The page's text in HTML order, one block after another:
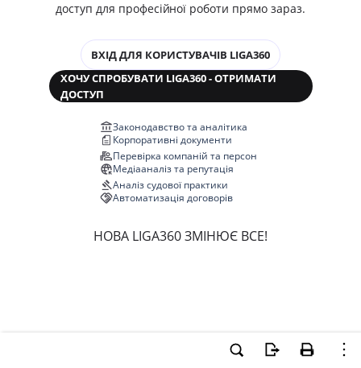
доступ для професійної роботи прямо зараз.
ВХІД ДЛЯ КОРИСТУВАЧІВ LIGA360
ХОЧУ СПРОБУВАТИ LIGA360 - ОТРИМАТИ
ДОСТУП
Законодавство та аналітика
Корпоративні документи
Перевірка компаній та персон
Медіааналіз та репутація
Аналіз судової практики
Автоматизація договорів
НОВА LIGA360 ЗМІНЮЄ ВСЕ!